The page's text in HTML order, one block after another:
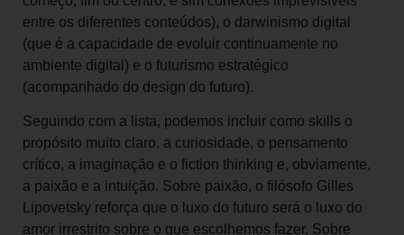
entre os diferentes conteúdos), o darwinismo digital
(que é a capacidade de evoluir continuamente no
ambiente digital) e o futurismo estratégico
(acompanhado do design do futuro).
Seguindo com a lista, podemos incluir como skills o
propósito muito claro, a curiosidade, o pensamento
crítico, a imaginação e o fiction thinking e, obviamente,
a paixão e a intuição. Sobre paixão, o filósofo Gilles
Lipovetsky reforça que o luxo do futuro será o luxo do
amor irrestrito sobre o que escolhemos fazer. Sobre